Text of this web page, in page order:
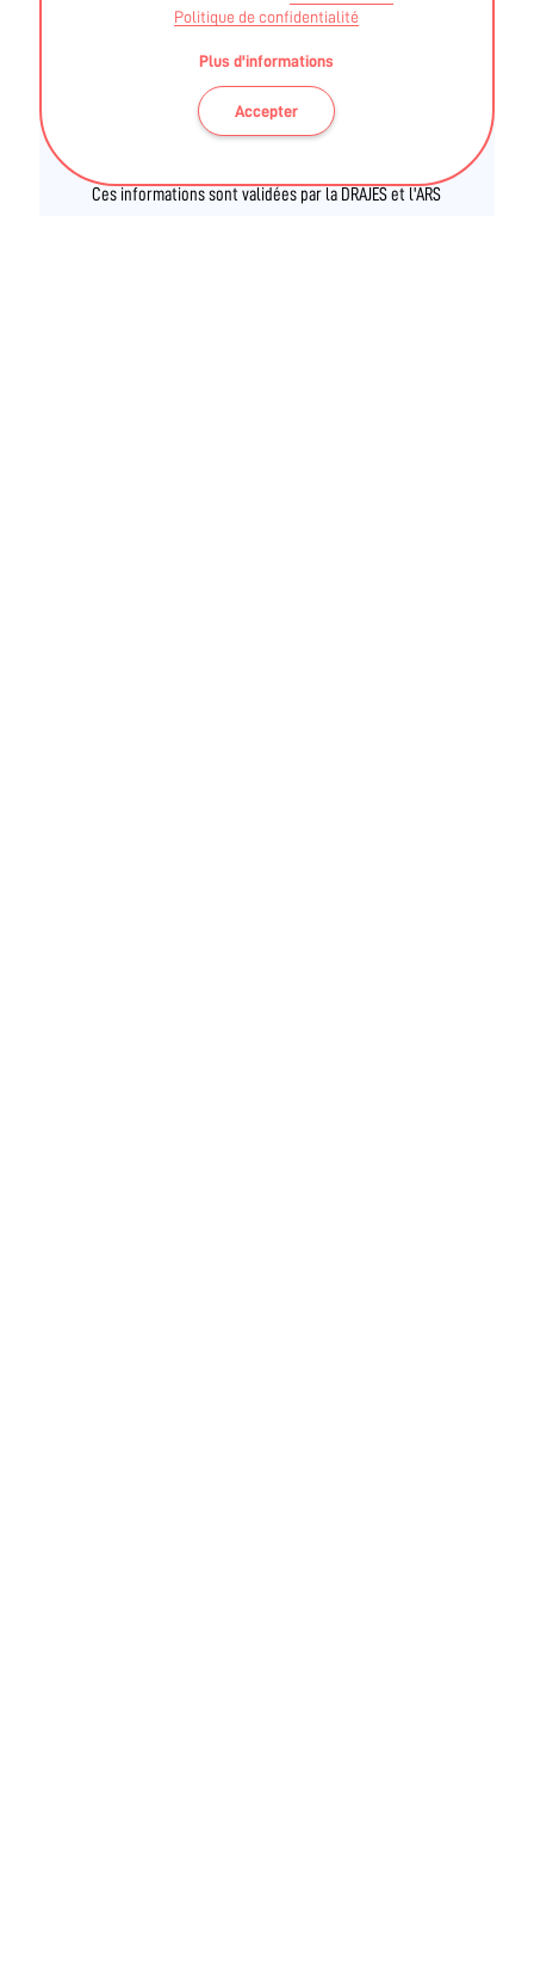
Politique de confidentialité
Plus d'informations
Accepter
Ces informations sont validées par la DRAJES et l'ARS